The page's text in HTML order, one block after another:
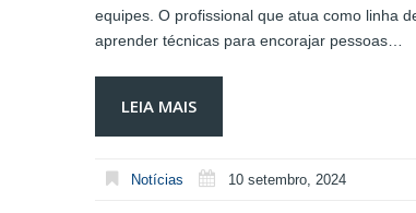
equipes. O profissional que atua como linha
aprender técnicas para encorajar pessoas…
LEIA MAIS
Notícias 10 setembro, 2024